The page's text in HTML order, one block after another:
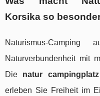
Korsika so
Naturismus-
Naturverbundenheit mit
Die natur
erleben Sie Freiheit im